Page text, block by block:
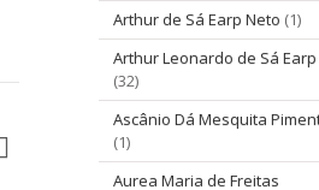
Arthur de Sá Earp Neto (1)
Arthur Leonardo de Sá Earp
(32)
Ascânio Dá Mesquita
(1)
Aurea Maria de Freitas